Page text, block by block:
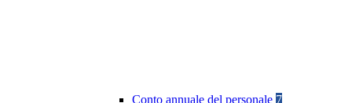
Conto annuale del personale 7